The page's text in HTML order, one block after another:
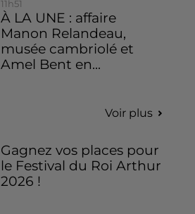
11h51
À LA UNE : affaire
Manon Relandeau,
musée cambriolé et
Amel Bent en...
Voir plus
Gagnez vos places pour
le Festival du Roi Arthur
2026 !